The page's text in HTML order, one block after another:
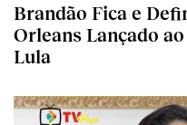
Brandão Fica e
Orleans Lançado
Lula